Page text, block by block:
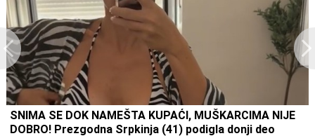
SNIMA SE DOK NAMEŠTA KUPAĆI, MUŠKARCIMA NIJE
DOBRO! Prezgodna Srpkinja (41) podigla donji deo